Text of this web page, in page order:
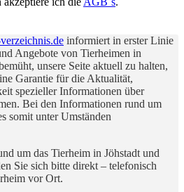
informiert in erster Linie
Angebote von Tierheimen in
unsere Seite aktuell zu halten,
Garantie für die Aktualität,
spezieller Informationen über
Bei den Informationen rund um
somit unter Umständen
um das Tierheim in Jöhstadt und
Sie sich bitte direkt – telefonisch
vor Ort.